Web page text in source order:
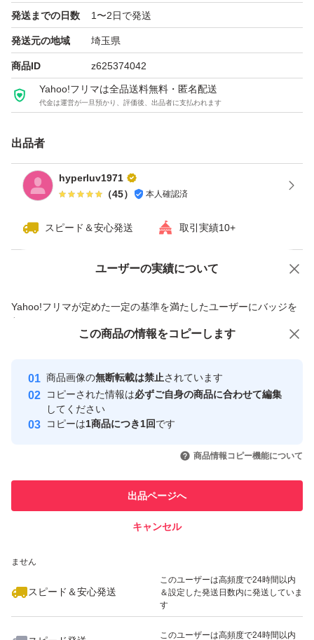
発送までの日数 1〜2日で発送
発送元の地域 埼玉県
商品ID z625374042
Yahoo!フリマは全品送料無料・匿名配送
代金は運営が一旦預かり、評価後、出品者に支払われます
出品者
hyperluv1971
（45） 本人確認済
スピード＆安心発送 取引実績10+
ユーザーの実績について
Yahoo!フリマが定めた一定の基準を満たしたユーザーにバッジを
付与しています
安心取引出品者
心・安全なユーザーです
取引実績
引を完了させた実績があります
での取引実績があります
ません
スピード＆安心発送
このユーザーは高頻度で24時間以内
＆設定した発送日数内に発送していま
す
このユーザーは高頻度で24時間以内
価格の相談 商品への質問
この商品の情報をコピーします
商品画像の無断転載は禁止されています
コピーされた情報は必ずご自身の商品に合わせて編集
してください
コピーは1商品につき1回です
商品情報コピー機能について
出品ページへ
キャンセル
この商品をみている人にオススメ